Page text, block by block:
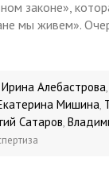
законе»,
мы живем».
Ирина Алебастрова,
Мишина,
Сатаров,